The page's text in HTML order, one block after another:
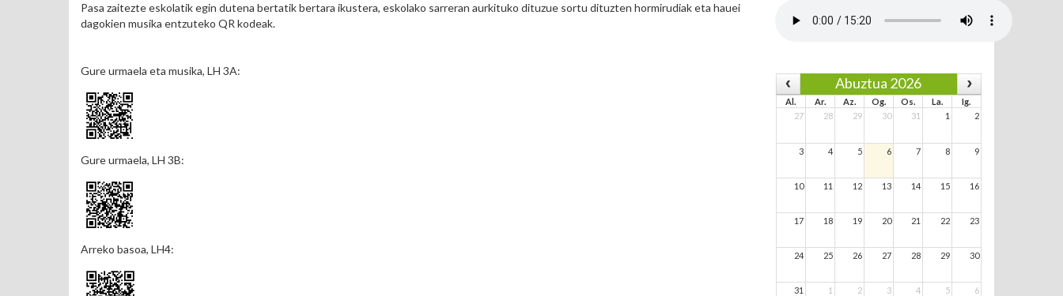
Pasa zaitezte eskolatik egin dutena bertatik bertara ikustera, eskolako sarreran aurkituko dituzue sortu dituzten hormirudiak eta hauei
dagokien musika entzuteko QR kodeak.
Gure urmaela eta musika, LH 3A:
Gure urmaela, LH 3B:
Arreko basoa, LH4:
Abuztua 2026
Al. Ar. Az. Og. Os. La.
Ig.
27
28 29 30 31 1 2
3 4 5 6 7 8 9
10 11 12 13 14 15 16
17 18 19 20 21 22 23
24 25 26 27 28 29 30
31 1 2 3 4 5 6